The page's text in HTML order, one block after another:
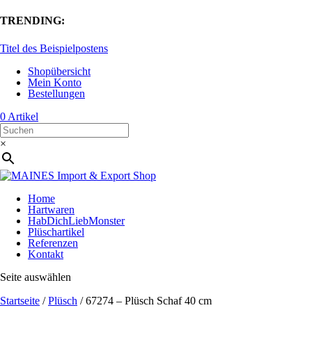
TRENDING:
Titel des Beispielpostens
Shopübersicht
Mein Konto
Bestellungen
0 Artikel
×
Home
Hartwaren
HabDichLiebMonster
Plüschartikel
Referenzen
Kontakt
Seite auswählen
Startseite /Plüsch / 67274 – Plüsch Schaf 40 cm